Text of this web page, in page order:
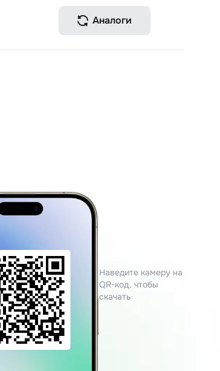
Аналоги
Наведите камеру на
QR-код, чтобы
скачать